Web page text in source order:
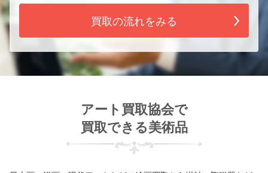
買取の流れをみる
アート買取協会で
買取できる美術品